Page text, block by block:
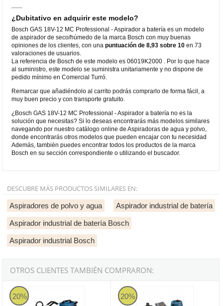
¿Dubitativo en adquirir este modelo?
Bosch GAS 18V-12 MC Professional - Aspirador a batería es un modelo
de aspirador de seco/húmedo de la marca Bosch con muy buenas
opiniones de los clientes, con unapuntuación de 8,93 sobre 10 en 73
valoraciones de usuarios.
La referencia de Bosch de este modelo es 06019K2000 . Por lo que hace
al suministro, este modelo se suministra unitariamente y no dispone de
pedido mínimo en Comercial Turró.
Remarcar que añadiéndolo al carrito podrás comprarlo de forma fácil, a
muy buen precio y con transporte gratuito.
¿Bosch GAS 18V-12 MC Professional - Aspirador a batería no es la
solución que necesitas? Si lo deseas encontrarás más modelos similares
navegando por nuestro catálogo online de Aspiradoras de agua y polvo,
donde encontrarás otros modelos que pueden encajar con tu necesidad
Además, también puedes encontrar todos los productos de la marca
Bosch en su sección correspondiente o utilizando el buscador.
DESCUBRE MÁS PRODUCTOS SIMILARES EN:
Aspiradores de polvo y agua Aspirador industrial de batería
Aspirador industrial de batería Bosch
Aspirador industrial Bosch
OTROS CLIENTES TAMBIÉN COMPRARON:
20%
Bosch GAS 18V-10 L Professional en caja + juego de accesorios -
20%
Aspirador Bosch GAS 20 L SFC